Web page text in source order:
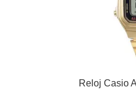
Reloj Casio